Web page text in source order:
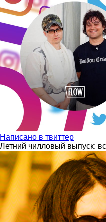
Написано в твиттер
Летний чилловый выпуск: